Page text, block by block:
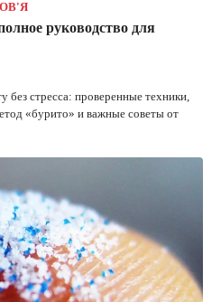
руководство для
без стресса: проверенные техники,
«бурито» и важные советы от